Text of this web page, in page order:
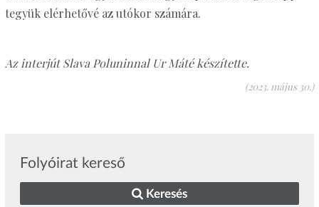
tegyük elérhetővé az utókor számára.
Az interjút Slava Poluninnal Ur Máté készítette.
(2023. május 30.)
Folyóirat kereső
Keresés